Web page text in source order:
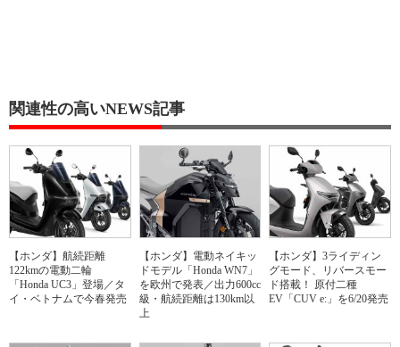
関連性の高いNEWS記事
【ホンダ】航続距離
122kmの電動二輪
「Honda UC3」登場／タ
イ・ベトナムで今春発売
【ホンダ】電動ネイキッ
ドモデル「Honda WN7」
を欧州で発表／出力600cc
級・航続距離は130km以
上
【ホンダ】3ライディン
グモード、リバースモー
ド搭載！ 原付二種
EV「CUV e:」を6/20発売